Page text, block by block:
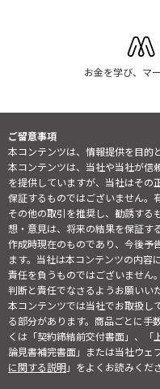
お金を学び、マ
ご留意事項
本コンテンツは、情報提供を目的
本コンテンツは、当社や当社が信
を提供していますが、当社はその
保証するものではございません。
その他の取引を推奨し、勧誘する
想・意見は、将来の結果を保証す
作成時現在のものであり、今後予
ます。当社は本コンテンツの内容
責任を負うものではございません
判断と責任でなさるようお願いい
本コンテンツでは当社でお取扱し
る部分があります。商品ごとに手
くは「契約締結前交付書面」、「
論見書補完書面」または当社ウェ
に関する説明」をよくお読みくだ